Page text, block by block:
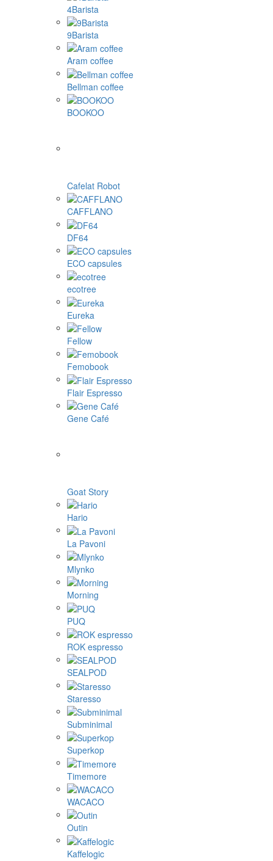
4Barista
9Barista
Aram coffee
Bellman coffee
BOOKOO
Cafelat Robot
CAFFLANO
DF64
ECO capsules
ecotree
Eureka
Fellow
Femobook
Flair Espresso
Gene Café
Goat Story
Hario
La Pavoni
Mlynko
Morning
PUQ
ROK espresso
SEALPOD
Staresso
Subminimal
Superkop
Timemore
WACACO
Outin
Kaffelogic